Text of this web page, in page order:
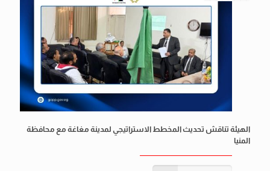
الهيئة تناقش تحديث المخطط الاستراتيجي لمدينة مغاغة مع محافظة
المنيا